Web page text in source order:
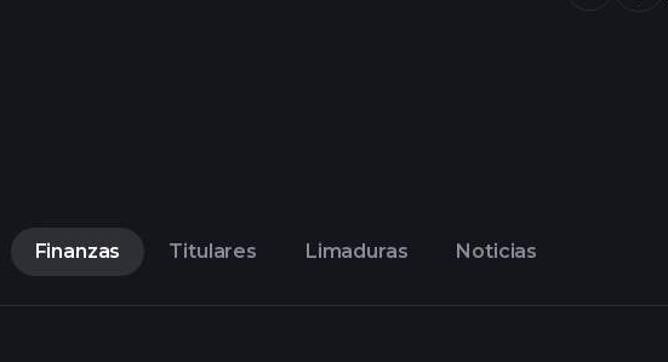
Finanzas Titulares Limaduras Noticias